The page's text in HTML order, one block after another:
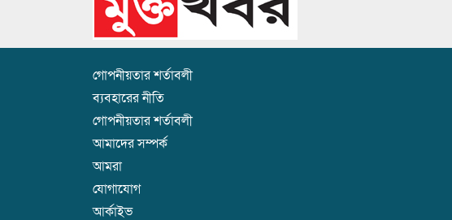
গোপনীয়তার শর্তাবলী
ব্যবহারের নীতি
গোপনীয়তার শর্তাবলী
আমাদের সম্পর্ক
আমরা
যোগাযোগ
আর্কাইভ